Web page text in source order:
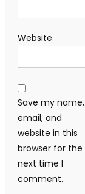
Website
Save my name,
email, and
website in this
browser for the
next time I
comment.